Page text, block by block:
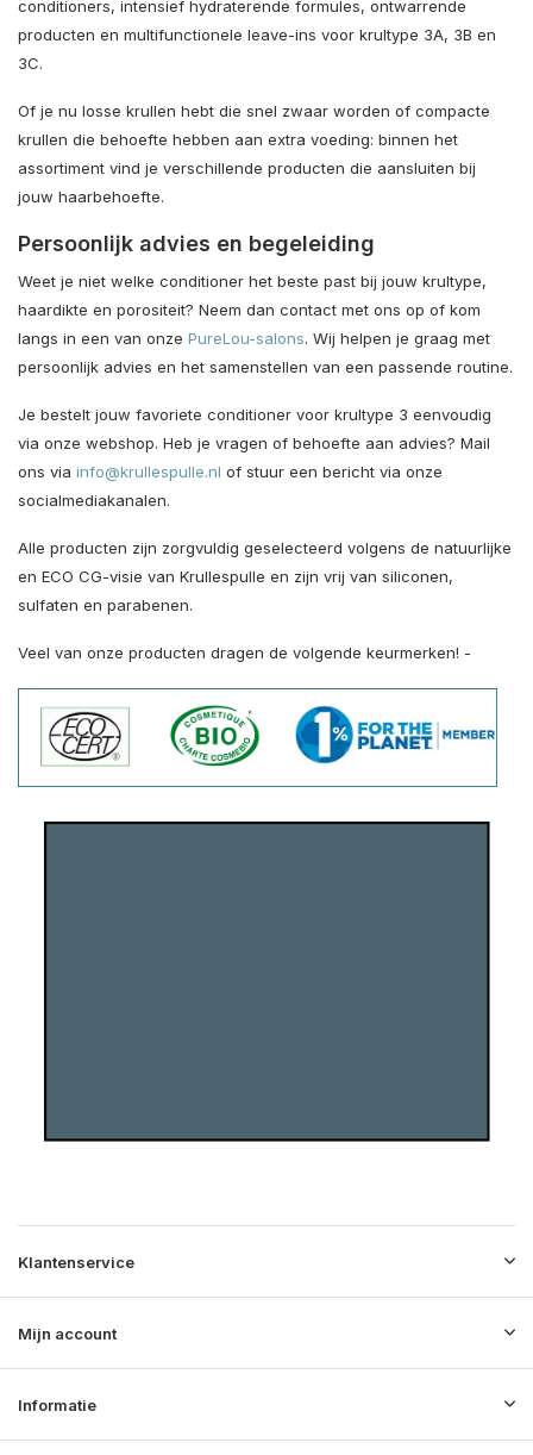
conditioners, intensief hydraterende formules, ontwarrende
producten en multifunctionele leave-ins voor krultype 3A, 3B en
3C.
Of je nu losse krullen hebt die snel zwaar worden of compacte
krullen die behoefte hebben aan extra voeding: binnen het
assortiment vind je verschillende producten die aansluiten bij
jouw haarbehoefte.
Persoonlijk advies en begeleiding
Weet je niet welke conditioner het beste past bij jouw krultype,
haardikte en porositeit? Neem dan contact met ons op of kom
langs in een van onze PureLou-salons. Wij helpen je graag met
persoonlijk advies en het samenstellen van een passende routine.
Je bestelt jouw favoriete conditioner voor krultype 3 eenvoudig
via onze webshop. Heb je vragen of behoefte aan advies? Mail
ons via info@krullespulle.nl of stuur een bericht via onze
socialmediakanalen.
Alle producten zijn zorgvuldig geselecteerd volgens de natuurlijke
en ECO CG-visie van Krullespulle en zijn vrij van siliconen,
sulfaten en parabenen.
Veel van onze producten dragen de volgende keurmerken! -
Klantenservice
Mijn account
Informatie